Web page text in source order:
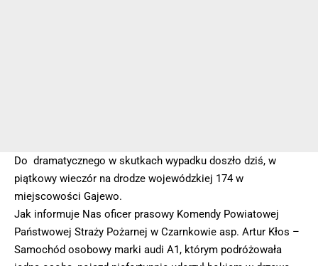
Do dramatycznego w skutkach wypadku doszło dziś, w
piątkowy wieczór na drodze wojewódzkiej 174 w
miejscowości Gajewo.
Jak informuje Nas oficer prasowy Komendy Powiatowej
Państwowej Straży Pożarnej w Czarnkowie asp. Artur Kłos –
Samochód osobowy marki audi A1, którym podróżowała